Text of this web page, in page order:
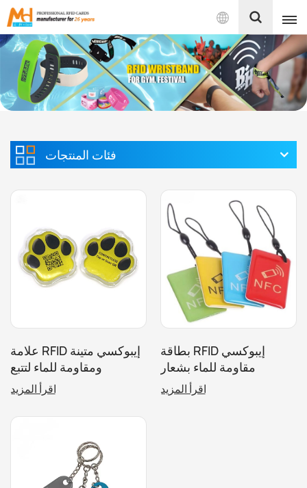
بالعربية
English
بالعربية
فئات المنتجات
علامة RFID إيبوكسي متينة
ومقاومة للماء لتتبع
الحيوانات
اقرأ المزيد
بطاقة RFID إيبوكسي
مقاومة للماء بشعار
مخصص للتحكم في
الوصول
اقرأ المزيد